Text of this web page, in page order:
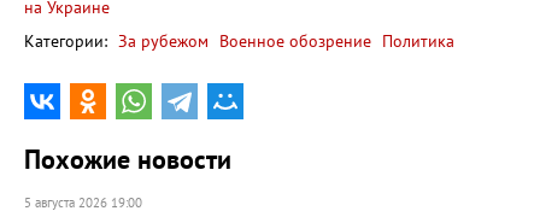
на Украине
Категории: За рубежом Военное обозрение Политика
Похожие новости
5 августа 2026 19:00